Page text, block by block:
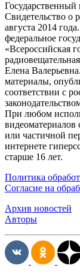
Государственный
Cвидетельство
августа 2014
федеральное
«Всероссийская
Елена
материалы,
соответствии с
При любом
видеоматериалов
или частичной
интернете
старше 16 лет.
Политика
Согласие на
Архив новостей
Авторы